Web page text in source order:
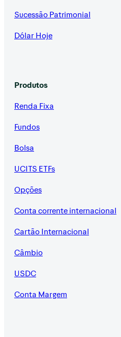
Sucessão Patrimonial
Dólar Hoje
Produtos
Renda Fixa
Fundos
Bolsa
UCITS ETFs
Opções
Conta corrente internacional
Cartão Internacional
Câmbio
USDC
Conta Margem